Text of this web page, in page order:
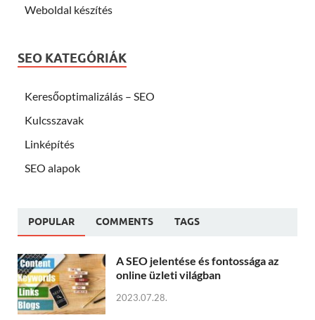
Weboldal készítés
SEO KATEGÓRIÁK
Keresőoptimalizálás – SEO
Kulcsszavak
Linképítés
SEO alapok
POPULAR COMMENTS TAGS
A SEO jelentése és fontossága az
online üzleti világban
2023.07.28.